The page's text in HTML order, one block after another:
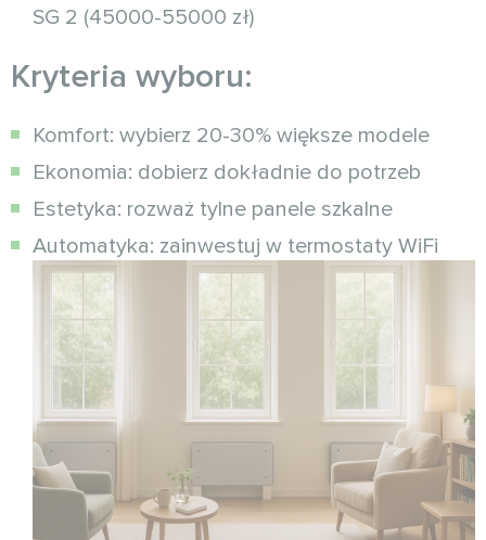
SG 2 (45000-55000 zł)
Kryteria wyboru:
Komfort: wybierz 20-30% większe modele
Ekonomia: dobierz dokładnie do potrzeb
Estetyka: rozważ tylne panele szkalne
Automatyka: zainwestuj w termostaty WiFi